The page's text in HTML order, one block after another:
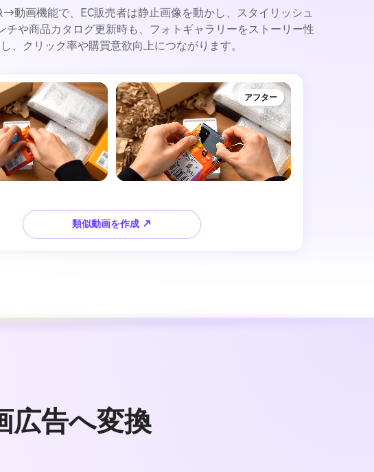
動画機能で、EC販売者は静止画像を動かし、スタイリッシュ
や商品カタログ更新時も、フォトギャラリーをストーリー性
、クリック率や購買意欲向上につながります。
アフター
類似動画を作成 ↗
広告へ変換